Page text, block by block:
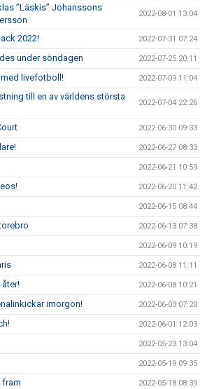
”Läskis” Johanssons
2022-08-01 13:04
2022! 2022-07-31 07:24
under söndagen 2022-07-25 20:11
livefotboll! 2022-07-09 11:04
till en av världens största
2022-07-04 22:26
2022-06-30 09:33
2022-06-27 08:33
2022-06-21 10:59
2022-06-20 11:42
2022-06-15 08:44
2022-06-13 07:38
2022-06-09 10:19
2022-06-08 11:11
2022-06-08 10:21
imorgon! 2022-06-03 07:20
2022-06-01 12:03
2022-05-23 13:04
2022-05-19 09:35
fram 2022-05-18 08:39